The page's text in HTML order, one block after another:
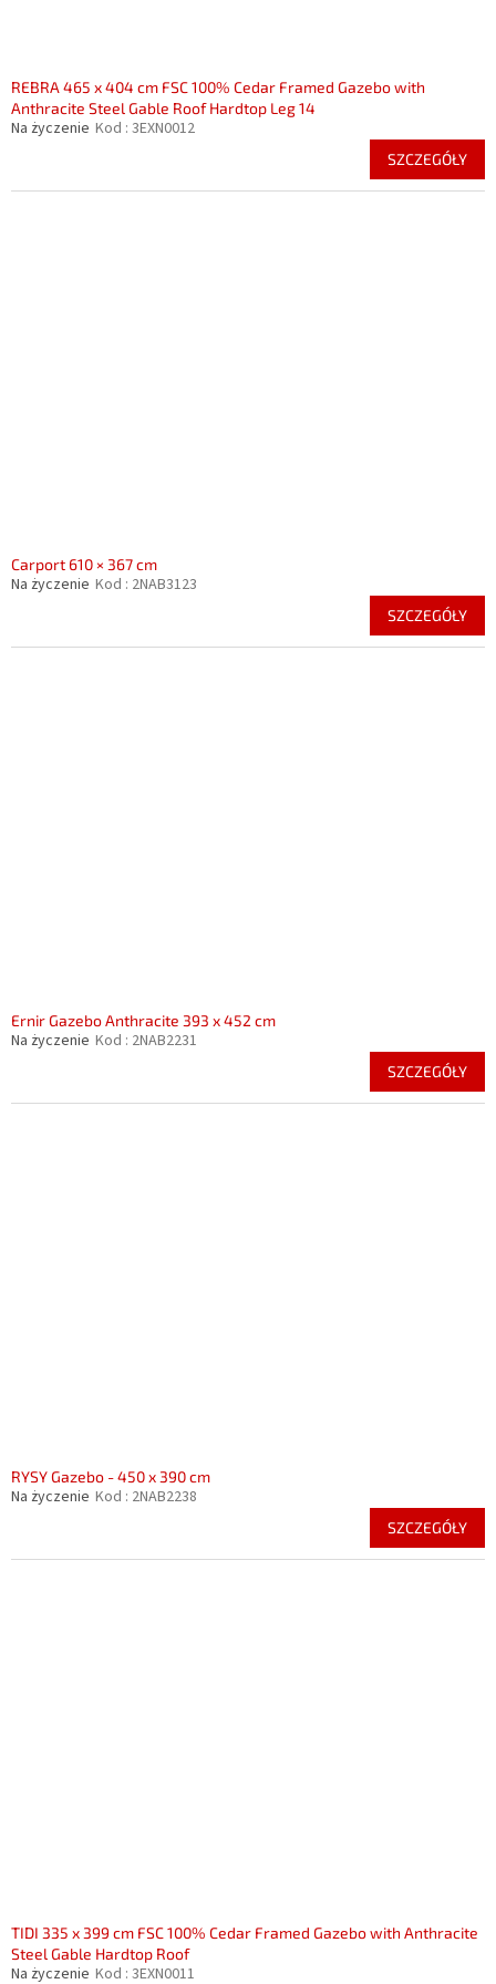
REBRA 465 x 404 cm FSC 100% Cedar Framed Gazebo with
Anthracite Steel Gable Roof Hardtop Leg 14
Na życzenie Kod : 3EXN0012
SZCZEGÓŁY
Carport 610 × 367 cm
Na życzenie Kod : 2NAB3123
SZCZEGÓŁY
Ernir Gazebo Anthracite 393 x 452 cm
Na życzenie Kod : 2NAB2231
SZCZEGÓŁY
RYSY Gazebo - 450 x 390 cm
Na życzenie Kod : 2NAB2238
SZCZEGÓŁY
TIDI 335 x 399 cm FSC 100% Cedar Framed Gazebo with Anthracite
Steel Gable Hardtop Roof
Na życzenie Kod : 3EXN0011